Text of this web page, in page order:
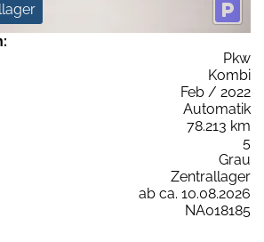
Pkw
Kombi
Feb / 2022
Automatik
78.213 km
5
Grau
Zentrallager
ab ca. 10.08.2026
NA018185